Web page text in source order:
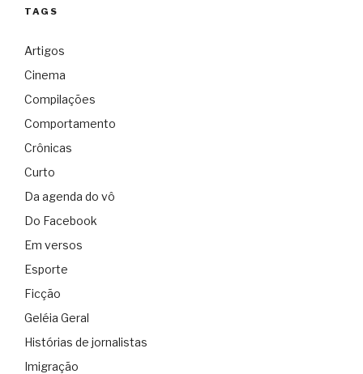
TAGS
Artigos
Cinema
Compilações
Comportamento
Crônicas
Curto
Da agenda do vô
Do Facebook
Em versos
Esporte
Ficção
Geléia Geral
Histórias de jornalistas
Imigração